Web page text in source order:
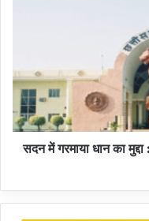
सदन में गरमाया धान का